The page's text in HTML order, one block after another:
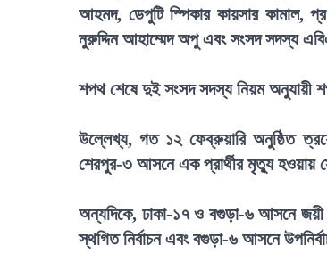
আহমদ, ডেপুটি স্পিকার কায়সার কামাল,
নুরুদ্দিন আহাম্মেদ অপু এবং সংসদ সদস্য
শপথ শেষে দুই সংসদ সদস্য নিয়ম অনুযায়ী
উল্লেখ্য, গত ১২ ফেব্রুয়ারি অনুষ্ঠিত
শেরপুর-৩ আসনে এক প্রার্থীর মৃত্যু হওয়ায়
অন্যদিকে, ঢাকা-১৭ ও বগুড়া-৬ আসনে
স্থগিত নির্বাচন এবং বগুড়া-৬ আসনে